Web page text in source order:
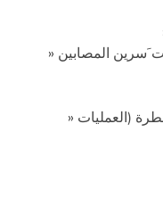
» الرعاية الصحية بالمواليد المرضى والمبت َسرين المصابين
» التدخل الجراحي المتعدد باستخدام القسطرة (العمليات